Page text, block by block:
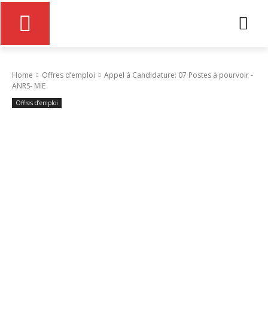
Home Offres d’emploi
Appel à Candidature: 07 Postes à pourvoir -
ANRS- MIE
Offres d’emploi